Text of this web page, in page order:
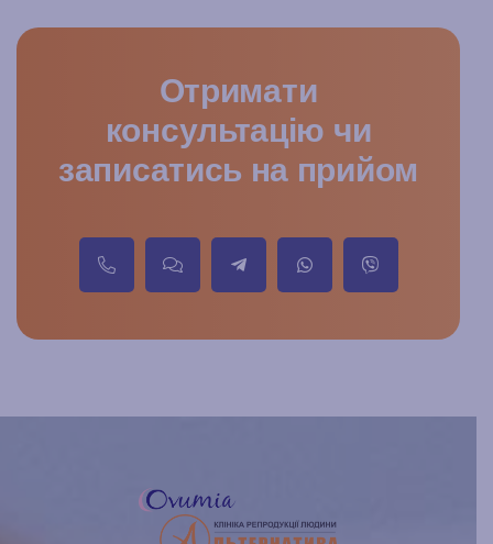
Отримати
консультацію чи
записатись на прийом